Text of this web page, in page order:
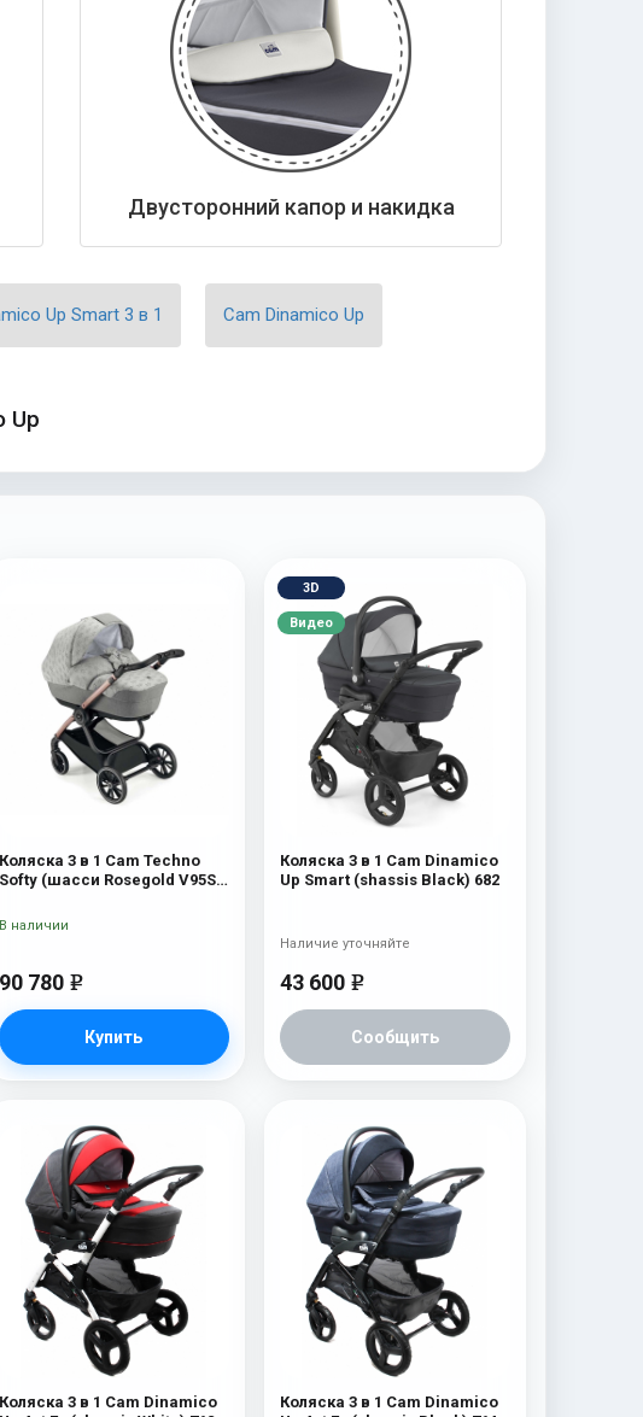
Двусторонний капор и накидка
Up Smart 3 в 1 Cam Dinamico Up
Up
Коляска 3 в 1 Cam Techno
Softy (шасси Rosegold V95S)
90 780 e
Купить
В наличии
3D
Видео
Коляска 3 в 1 Cam Dinamico
Up Smart (shassis Black) 682
43 600 e
Сообщить
Наличие уточняйте
Коляска 3 в 1 Cam Dinamico
Коляска 3 в 1 Cam Dinamico